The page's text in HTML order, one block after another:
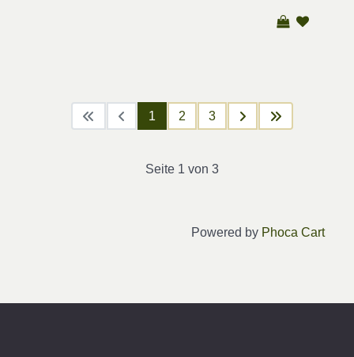
1 2 3
Seite 1 von 3
Powered by Phoca Cart